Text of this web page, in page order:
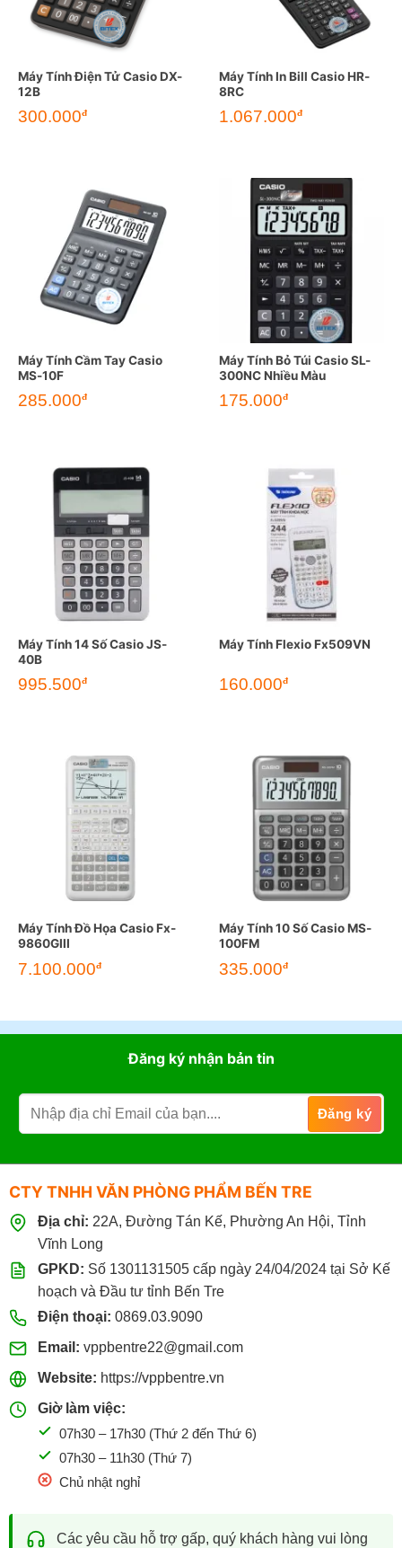
Máy Tính Điện Tử Casio DX-
12B
300.000đ
Máy Tính In Bill Casio HR-
8RC
1.067.000đ
Máy Tính Cầm Tay Casio
MS-10F
285.000đ
Máy Tính Bỏ Túi Casio SL-
300NC Nhiều Màu
175.000đ
Máy Tính 14 Số Casio JS-
40B
995.500đ
Máy Tính Flexio Fx509VN
160.000đ
Máy Tính Đồ Họa Casio Fx-
9860GIII
7.100.000đ
Máy Tính 10 Số Casio MS-
100FM
335.000đ
Đăng ký nhận bản tin
CTY TNHH VĂN PHÒNG PHẨM BẾN TRE
Địa chỉ: 22A, Đường Tán Kế, Phường An Hội, Tỉnh
Vĩnh Long
GPKD: Số 1301131505 cấp ngày 24/04/2024 tại Sở Kế
hoạch và Đầu tư tỉnh Bến Tre
Điện thoại: 0869.03.9090
Email: vppbentre22@gmail.com
Website: https://vppbentre.vn
Giờ làm việc:
07h30 – 17h30 (Thứ 2 đến Thứ 6)
07h30 – 11h30 (Thứ 7)
Chủ nhật nghỉ
Các yêu cầu hỗ trợ gấp, quý khách hàng vui lòng